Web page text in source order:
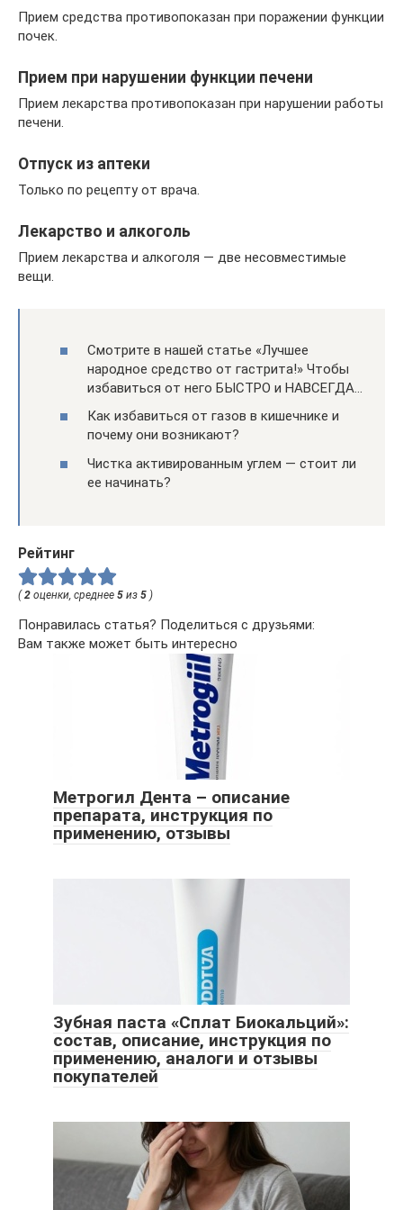
Прием средства противопоказан при поражении функции
почек.
Прием при нарушении функции печени
Прием лекарства противопоказан при нарушении работы
печени.
Отпуск из аптеки
Только по рецепту от врача.
Лекарство и алкоголь
Прием лекарства и алкоголя — две несовместимые
вещи.
Смотрите в нашей статье «Лучшее
народное средство от гастрита!» Чтобы
избавиться от него БЫСТРО и НАВСЕГДА…
Как избавиться от газов в кишечнике и
почему они возникают?
Чистка активированным углем — стоит ли
ее начинать?
Рейтинг
( 2 оценки, среднее 5 из 5 )
Понравилась статья? Поделиться с друзьями:
Вам также может быть интересно
Метрогил Дента – описание
препарата, инструкция по
применению, отзывы
Зубная паста «Сплат Биокальций»:
состав, описание, инструкция по
применению, аналоги и отзывы
покупателей